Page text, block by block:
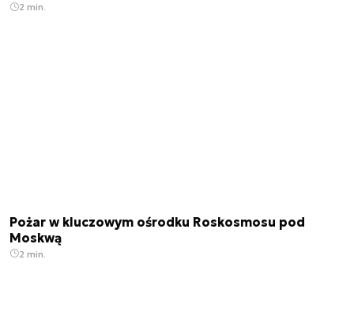
2 min.
Pożar w kluczowym ośrodku Roskosmosu pod
Moskwą
2 min.